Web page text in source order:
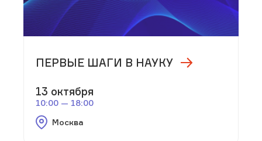
ПЕРВЫЕ ШАГИ В НАУКУ
13 октября
10:00 — 18:00
Москва